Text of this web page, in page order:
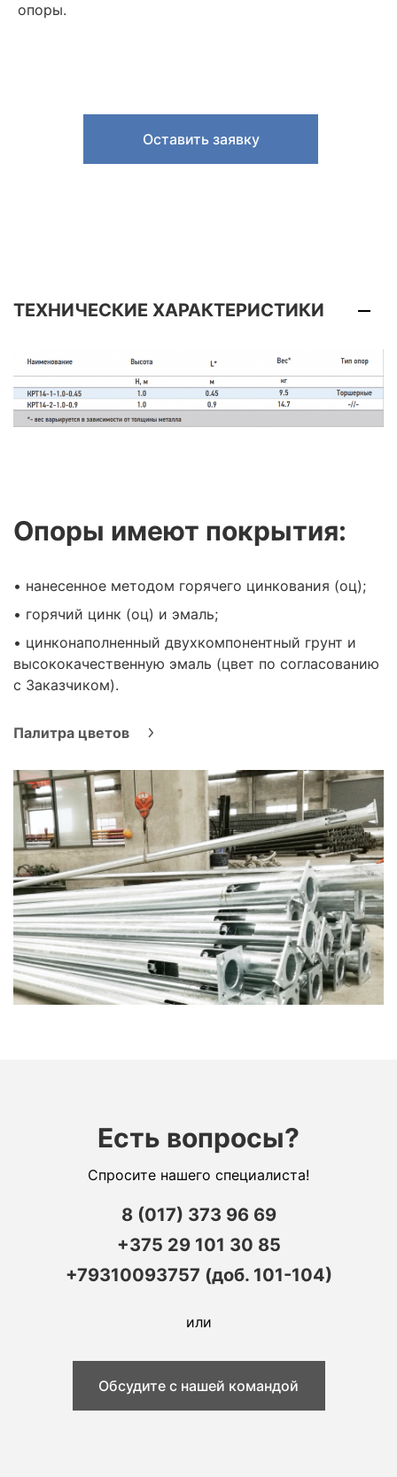
опоры.
Оставить заявку
ТЕХНИЧЕСКИЕ ХАРАКТЕРИСТИКИ
Опоры имеют покрытия:
• нанесенное методом горячего цинкования (оц);
• горячий цинк (оц) и эмаль;
• цинконаполненный двухкомпонентный грунт и
высококачественную эмаль (цвет по согласованию
с Заказчиком).
Палитра цветов
Есть вопросы?
Спросите нашего специалиста!
8 (017) 373 96 69
+375 29 101 30 85
+79310093757 (доб. 101-104)
или
Обсудите с нашей командой